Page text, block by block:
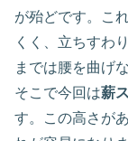
が殆どです。こ
くく、立ちすわ
までは腰を曲げ
そこで今回は薪
す。この高さが